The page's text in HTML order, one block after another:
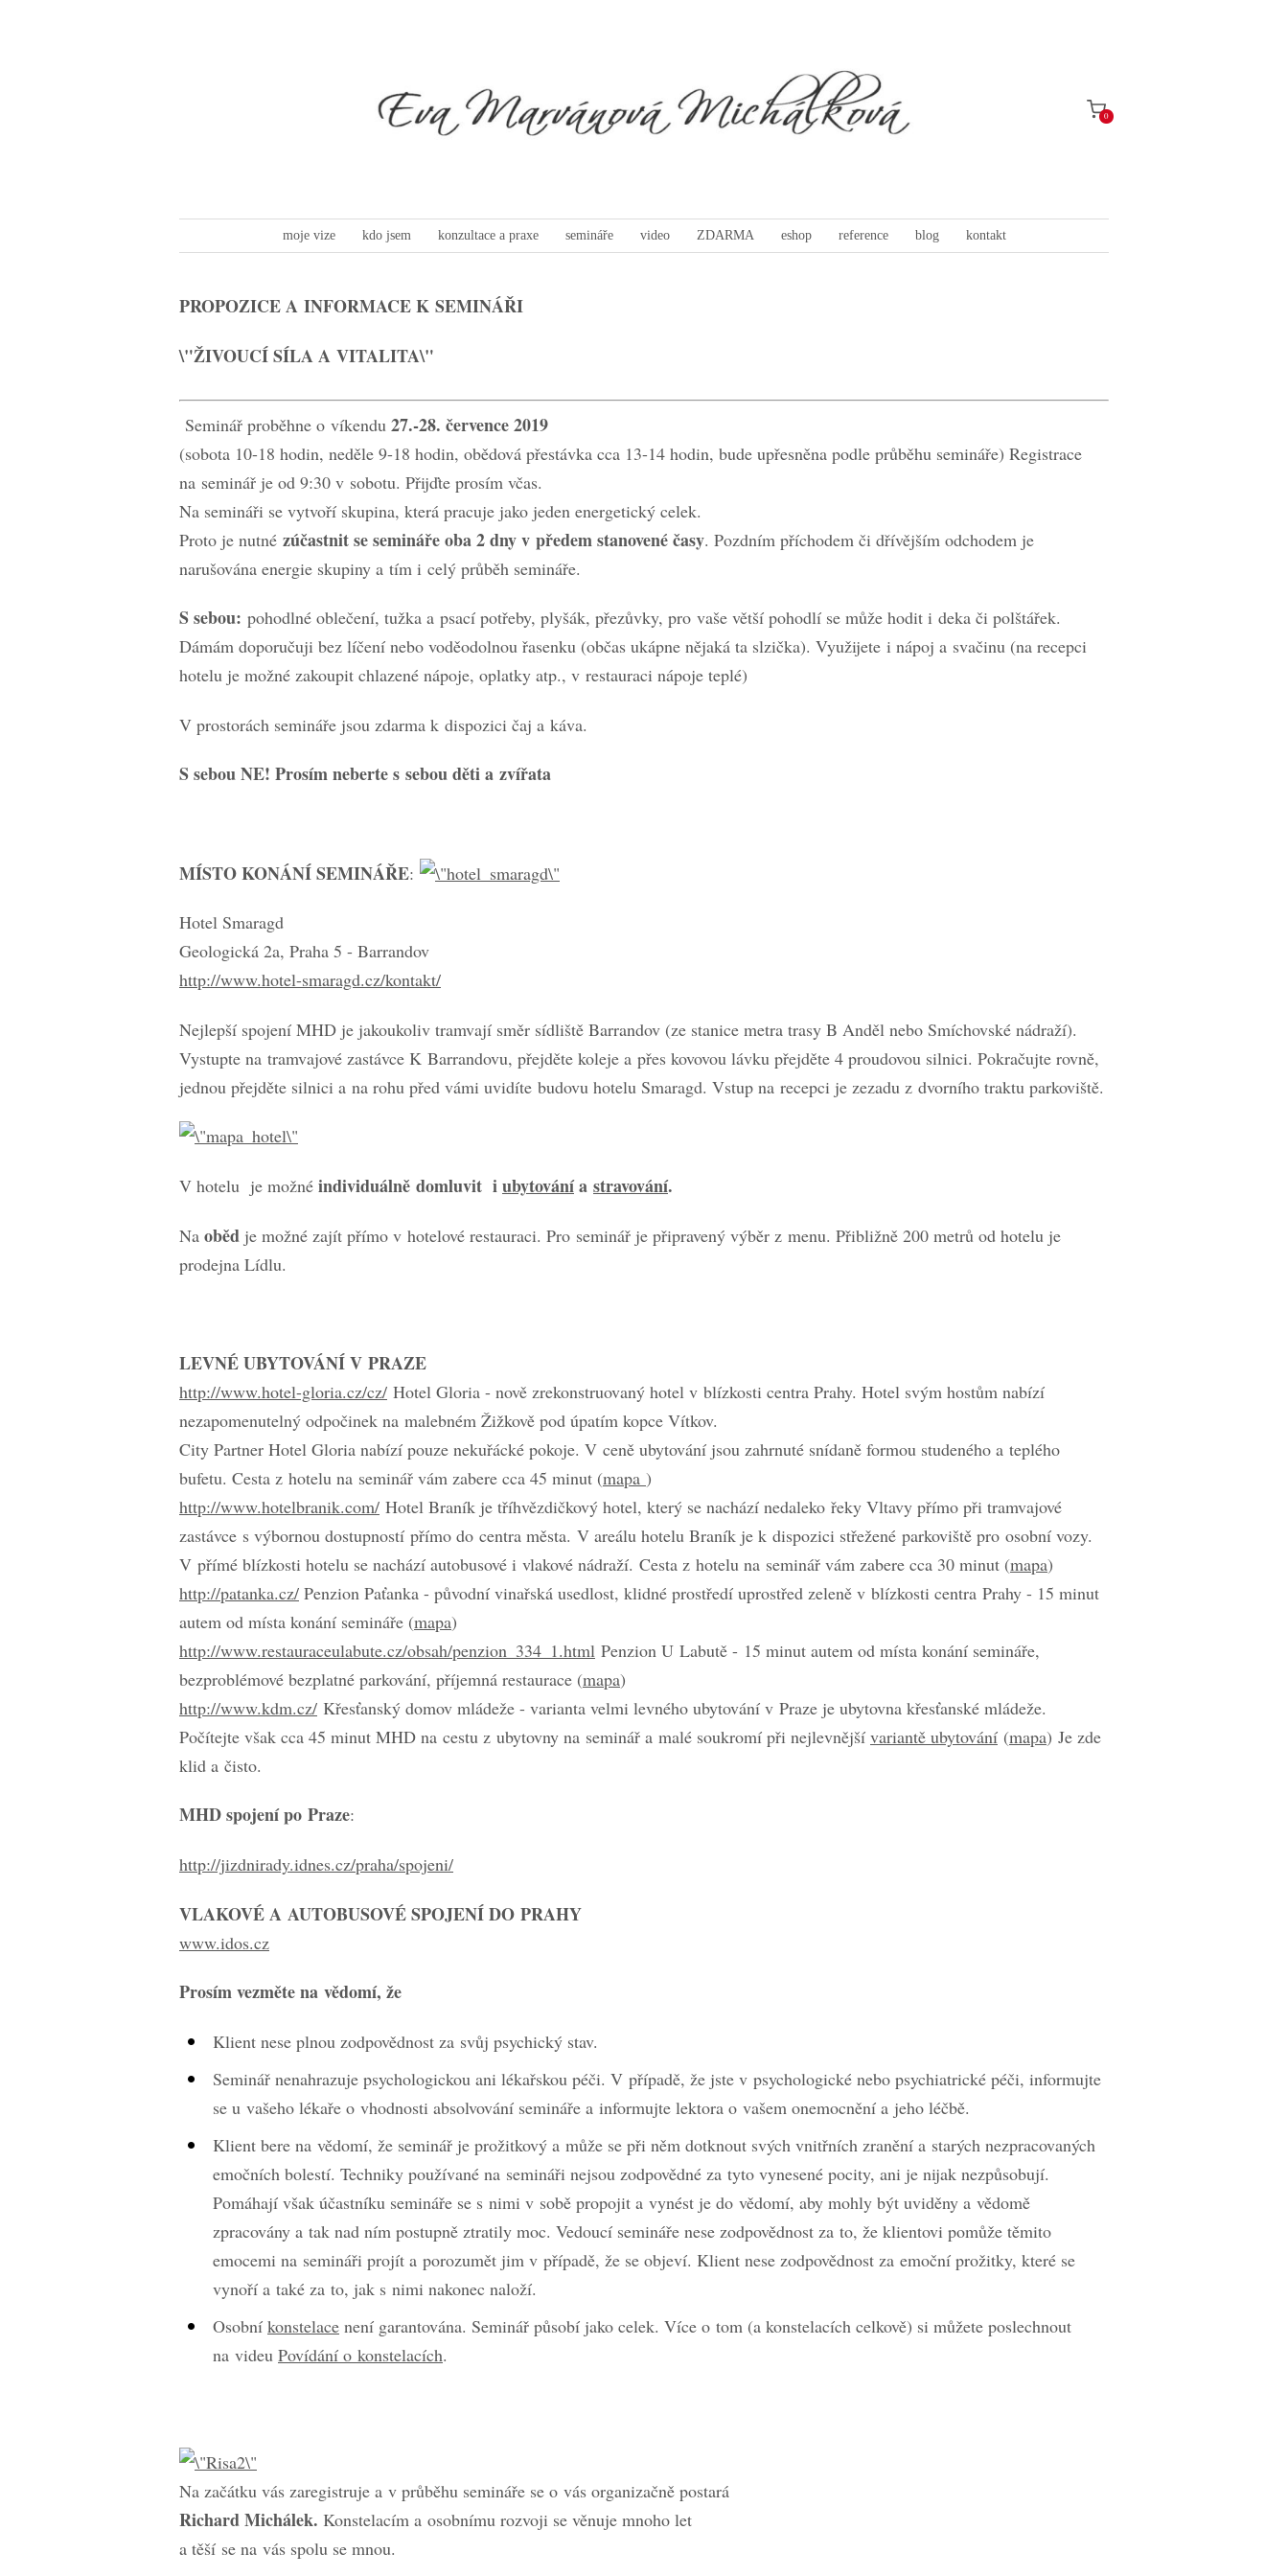
0
moje vize kdo jsem konzultace a praxe semináře video ZDARMA eshop reference blog kontakt
PROPOZICE A INFORMACE K SEMINÁŘI
\"ŽIVOUCÍ SÍLA A VITALITA\"
Seminář proběhne o víkendu 27.-28. července 2019
(sobota 10-18 hodin, neděle 9-18 hodin, obědová přestávka cca 13-14 hodin, bude upřesněna podle průběhu semináře) Registrace
na seminář je od 9:30 v sobotu. Přijďte prosím včas.
Na semináři se vytvoří skupina, která pracuje jako jeden energetický celek.
Proto je nutné zúčastnit se semináře oba 2 dny v předem stanovené časy. Pozdním příchodem či dřívějším odchodem je
narušována energie skupiny a tím i celý průběh semináře.
S sebou: pohodlné oblečení, tužka a psací potřeby, plyšák, přezůvky, pro vaše větší pohodlí se může hodit i deka či polštářek.
Dámám doporučuji bez líčení nebo voděodolnou řasenku (občas ukápne nějaká ta slzička). Využijete i nápoj a svačinu (na recepci
hotelu je možné zakoupit chlazené nápoje, oplatky atp., v restauraci nápoje teplé)
V prostorách semináře jsou zdarma k dispozici čaj a káva.
S sebou NE! Prosím neberte s sebou děti a zvířata
MÍSTO KONÁNÍ SEMINÁŘE:
Hotel Smaragd
Geologická 2a, Praha 5 - Barrandov
http://www.hotel-smaragd.cz/kontakt/
Nejlepší spojení MHD je jakoukoliv tramvají směr sídliště Barrandov (ze stanice metra trasy B Anděl nebo Smíchovské nádraží).
Vystupte na tramvajové zastávce K Barrandovu, přejděte koleje a přes kovovou lávku přejděte 4 proudovou silnici. Pokračujte rovně,
jednou přejděte silnici a na rohu před vámi uvidíte budovu hotelu Smaragd. Vstup na recepci je zezadu z dvorního traktu parkoviště.
V hotelu je možné individuálně domluvit iubytovánía stravování.
Na oběd je možné zajít přímo v hotelové restauraci. Pro seminář je připravený výběr z menu. Přibližně 200 metrů od hotelu je
prodejna Lídlu.
LEVNÉ UBYTOVÁNÍ V PRAZE
http://www.hotel-gloria.cz/cz/ Hotel Gloria - nově zrekonstruovaný hotel v blízkosti centra Prahy. Hotel svým hostům nabízí
nezapomenutelný odpočinek na malebném Žižkově pod úpatím kopce Vítkov.
City Partner Hotel Gloria nabízí pouze nekuřácké pokoje. V ceně ubytování jsou zahrnuté snídaně formou studeného a teplého
bufetu. Cesta z hotelu na seminář vám zabere cca 45 minut (mapa )
http://www.hotelbranik.com/ Hotel Braník je tříhvězdičkový hotel, který se nachází nedaleko řeky Vltavy přímo při tramvajové
zastávce s výbornou dostupností přímo do centra města. V areálu hotelu Braník je k dispozici střežené parkoviště pro osobní vozy.
V přímé blízkosti hotelu se nachází autobusové i vlakové nádraží. Cesta z hotelu na seminář vám zabere cca 30 minut (mapa)
http://patanka.cz/ Penzion Paťanka - původní vinařská usedlost, klidné prostředí uprostřed zeleně v blízkosti centra Prahy - 15 minut
autem od místa konání semináře (mapa)
http://www.restauraceulabute.cz/obsah/penzion_334_1.html Penzion U Labutě - 15 minut autem od místa konání semináře,
bezproblémové bezplatné parkování, příjemná restaurace (mapa)
http://www.kdm.cz/ Křesťanský domov mládeže - varianta velmi levného ubytování v Praze je ubytovna křesťanské mládeže.
Počítejte však cca 45 minut MHD na cestu z ubytovny na seminář a malé soukromí při nejlevnější variantě ubytování (mapa) Je zde
klid a čisto.
MHD spojení po Praze:
http://jizdnirady.idnes.cz/praha/spojeni/
VLAKOVÉ A AUTOBUSOVÉ SPOJENÍ DO PRAHY
www.idos.cz
Prosím vezměte na vědomí, že
Klient nese plnou zodpovědnost za svůj psychický stav.
Seminář nenahrazuje psychologickou ani lékařskou péči. V případě, že jste v psychologické nebo psychiatrické péči, informujte
se u vašeho lékaře o vhodnosti absolvování semináře a informujte lektora o vašem onemocnění a jeho léčbě.
Klient bere na vědomí, že seminář je prožitkový a může se při něm dotknout svých vnitřních zranění a starých nezpracovaných
emočních bolestí. Techniky používané na semináři nejsou zodpovědné za tyto vynesené pocity, ani je nijak nezpůsobují.
Pomáhají však účastníku semináře se s nimi v sobě propojit a vynést je do vědomí, aby mohly být uviděny a vědomě
zpracovány a tak nad ním postupně ztratily moc. Vedoucí semináře nese zodpovědnost za to, že klientovi pomůže těmito
emocemi na semináři projít a porozumět jim v případě, že se objeví. Klient nese zodpovědnost za emoční prožitky, které se
vynoří a také za to, jak s nimi nakonec naloží.
Osobní konstelace není garantována. Seminář působí jako celek. Více o tom (a konstelacích celkově) si můžete poslechnout
na videu Povídání o konstelacích.
Na začátku vás zaregistruje a v průběhu semináře se o vás organizačně postará
Richard Michálek. Konstelacím a osobnímu rozvoji se věnuje mnoho let
a těší se na vás spolu se mnou.